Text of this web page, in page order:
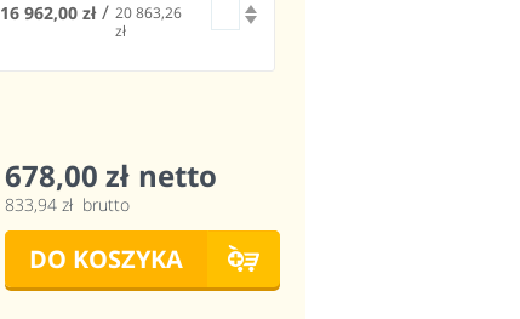
16 962,00 zł
20 863,26
zł
678,00 zł netto
833,94 zł brutto
DO KOSZYKA